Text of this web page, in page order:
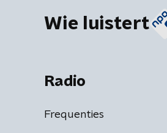
Wie luistert
Radio
Frequenties